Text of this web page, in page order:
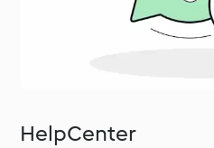
HelpCenter